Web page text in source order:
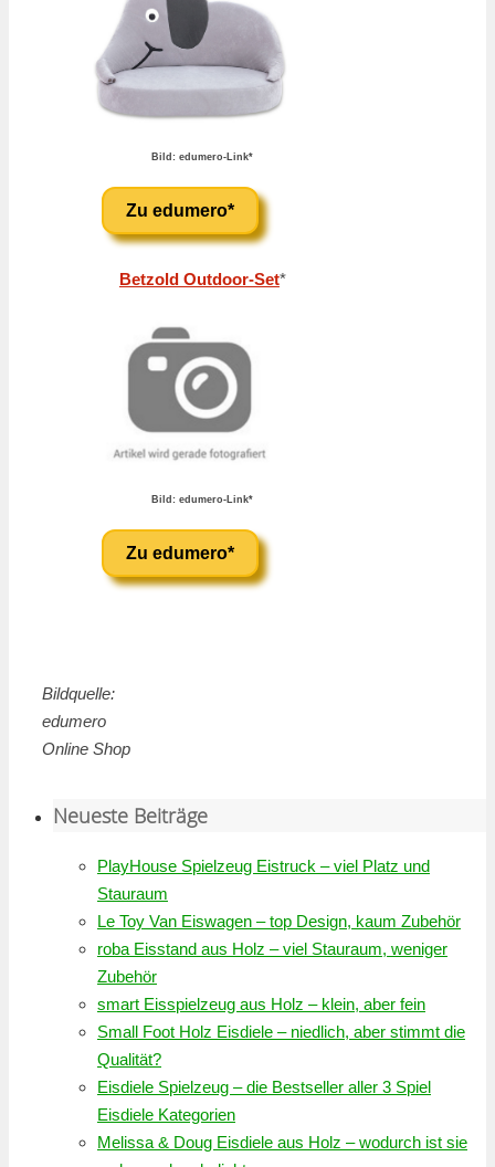
Bild: edumero-Link*
Zu edumero*
Betzold Outdoor-Set*
Bild: edumero-Link*
Zu edumero*
Bildquelle:
edumero
Online Shop
Neueste Beiträge
PlayHouse Spielzeug Eistruck – viel Platz und
Stauraum
Le Toy Van Eiswagen – top Design, kaum Zubehör
roba Eisstand aus Holz – viel Stauraum, weniger
Zubehör
smart Eisspielzeug aus Holz – klein, aber fein
Small Foot Holz Eisdiele – niedlich, aber stimmt die
Qualität?
Eisdiele Spielzeug – die Bestseller aller 3 Spiel
Eisdiele Kategorien
Melissa & Doug Eisdiele aus Holz – wodurch ist sie